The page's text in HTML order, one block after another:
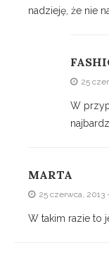
nadzieję, że nie
25
W
MARTA
25 czerwca, 2013
W takim razie to